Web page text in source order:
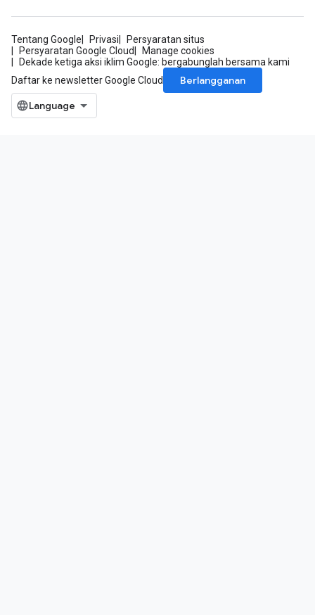
Tentang Google Privasi
Persyaratan situs
Persyaratan Google Cloud
Manage cookies
Dekade ketiga aksi iklim Google: bergabunglah bersama kami
Daftar ke newsletter Google Cloud
Berlangganan